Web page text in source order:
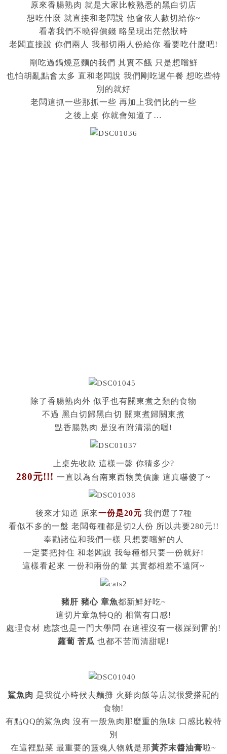
原來香腸熟肉 就是大家比較熟悉的黑白切店
想吃什麼 就直接和老闆說 他會依人數切給你~
看著我們不曉得價錢 略呈現出茫然狀時
老闆直接說 你們兩人 我都切兩人份給你 看要吃什麼吧!
剛吃過鍋燒意麵的我們 其實不餓 只是想嚐鮮
也怕胡亂點會太多 直和老闆說 我們剛吃過午餐 想吃些特
別的就好
老闆這抓一些那抓一些 再加上我們比的一些
之後上桌 你就會知道了…
除了香腸熟肉外 似乎也有關東煮之類的食物
不過 黑白切歸黑白切 關東煮歸關東煮
點香腸熟肉 是沒有附清湯的喔!
上桌先收款 這樣一盤 你猜多少?
280元!!! 一直以為台南東西物美價廉 這真嚇傻了~
後來才知道 原來一份是20元 我們選了7種
看似不多的一盤 老闆每種都是切2人份 所以共要280元!!
奉勸諸位和我們一樣 只想要嚐鮮的人
一定要把持住 和老闆說 我每種都只要一份就好!
這樣看起來 一份和兩份的量 其實都相差不遠阿~
豬肝 豬心 章魚都新鮮好吃~
這切片章魚特Q的 相當有口感!
處理食材 應該也是一門大學問 在這裡沒有一樣踩到雷的!
蘿蔔 苦瓜 也都不苦而清甜呢!
鯊魚肉 是我從小時候去麵攤 火雞肉飯等店就很愛搭配的
食物!
有點QQ的鯊魚肉 沒有一般魚肉那麼重的魚味 口感比較特
別
在這裡點菜 最重要的靈魂人物就是那黃芥末醬油膏啦~